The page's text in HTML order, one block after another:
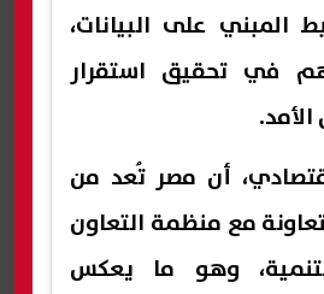
المبني على البيانات،
في تحقيق استقرار
أن مصر تُعد من
مع منظمة التعاون
وهو ما يعكس